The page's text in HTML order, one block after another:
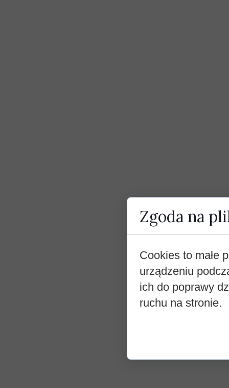
Zgoda na
Cookies to małe
urządzeniu
ich do poprawy
ruchu na stronie.